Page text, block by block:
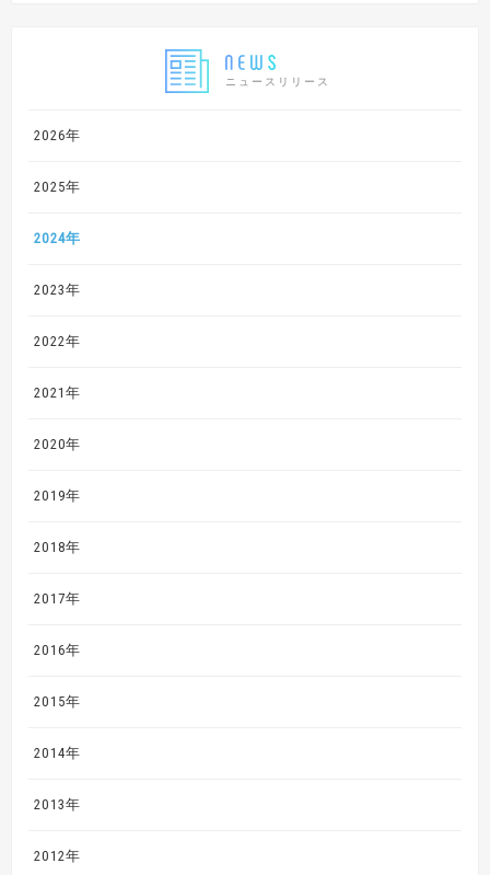
ニュースリリース
2026年
2025年
2024年
2023年
2022年
2021年
2020年
2019年
2018年
2017年
2016年
2015年
2014年
2013年
2012年